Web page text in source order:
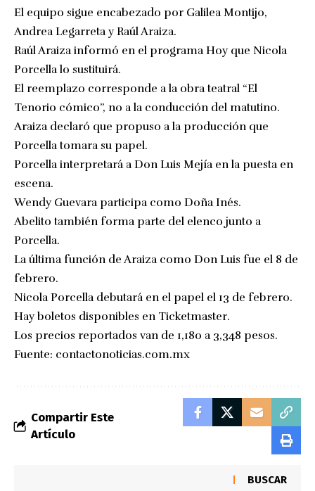
El equipo sigue encabezado por Galilea Montijo,
Andrea Legarreta y Raúl Araiza.
Raúl Araiza informó en el programa Hoy que Nicola
Porcella lo sustituirá.
El reemplazo corresponde a la obra teatral “El
Tenorio cómico”, no a la conducción del matutino.
Araiza declaró que propuso a la producción que
Porcella tomara su papel.
Porcella interpretará a Don Luis Mejía en la puesta en
escena.
Wendy Guevara participa como Doña Inés.
Abelito también forma parte del elenco junto a
Porcella.
La última función de Araiza como Don Luis fue el 8 de
febrero.
Nicola Porcella debutará en el papel el 13 de febrero.
Hay boletos disponibles en Ticketmaster.
Los precios reportados van de 1,180 a 3,348 pesos.
Fuente: contactonoticias.com.mx
Compartir Este
Artículo
BUSCAR